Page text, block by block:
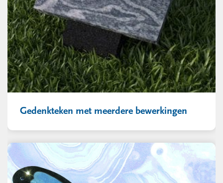
Gedenkteken met meerdere bewerkingen